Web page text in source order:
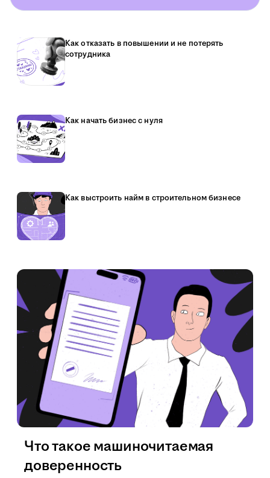
Как отказать в повышении и не потерять
сотрудника
Как начать бизнес с нуля
Как выстроить найм в строительном бизнесе
Что такое машиночитаемая
доверенность